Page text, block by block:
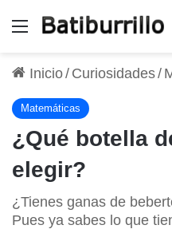
Menú
Inicio/ Curiosidades/
Matemáticas
¿Qué botella
elegir?
¿Tienes ganas de
Pues ya sabes lo que